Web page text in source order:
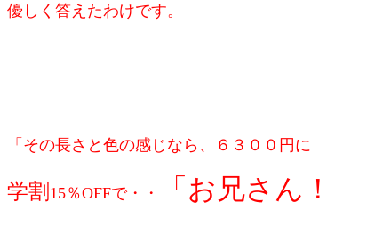
優しく答えたわけです。
「その長さと色の感じなら、 ６３００円に
学割 15％OFFで・・ 「お兄さん！